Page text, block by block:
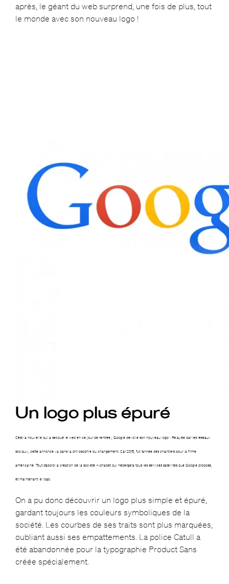
après, le géant du web surprend, une fois de plus, tout
le monde avec son nouveau logo !
Un logo plus épuré
C’est la nouvelle qui a secoué le web en ce jour de rentrée ; Google dévoile son nouveau logo ! Relayée par les réseaux
sociaux, cette annonce va dans la philosophie du changement. Car 2015, fut l’année des chantiers pour la firme
américaine. Tout d’abord la création de la société Alphabet qui hébergera tous les services satellites que Google propose,
et maintenant le logo.
On a pu donc découvrir un logo plus simple et épuré,
gardant toujours les couleurs symboliques de la
société. Les courbes de ses traits sont plus marquées,
oubliant aussi ses empattements. La police Catull a
été abandonnée pour la typographie Product Sans
créée spécialement.